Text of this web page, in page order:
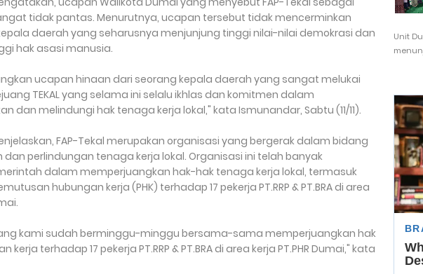
tidak pantas. Menurutnya, ucapan tersebut tidak mencerminkan
daerah yang seharusnya menjunjung tinggi nilai-nilai demokrasi dan
hak asasi manusia.
ucapan hinaan dari seorang kepala daerah yang sangat melukai
TEKAL yang selama ini selalu ikhlas dan komitmen dalam
dan melindungi hak tenaga kerja lokal," kata Ismunandar, Sabtu (11/11).
FAP-Tekal merupakan organisasi yang bergerak dalam bidang
perlindungan tenaga kerja lokal. Organisasi ini telah banyak
dalam memperjuangkan hak-hak tenaga kerja lokal, termasuk
hubungan kerja (PHK) terhadap 17 pekerja PT.RRP & PT.BRA di area
kami sudah berminggu-minggu bersama-sama memperjuangkan hak
kerja terhadap 17 pekerja PT.RRP & PT.BRA di area kerja PT.PHR Dumai," kata
Unit